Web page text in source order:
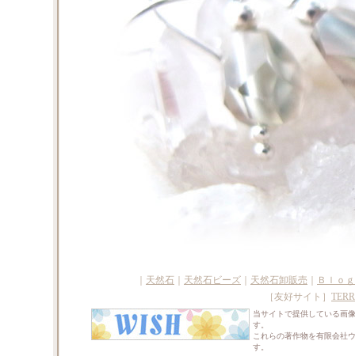
天然石 天然石ビーズ 天然石卸販売
Ｂｌｏｇ
［友好サイト］
当サイトで提供している画
す。
これらの著作物を有限会社
す。